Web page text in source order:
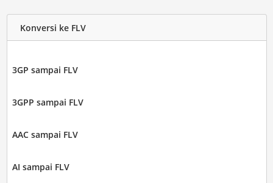
Konversi ke FLV
3GP sampai FLV
3GPP sampai FLV
AAC sampai FLV
AI sampai FLV